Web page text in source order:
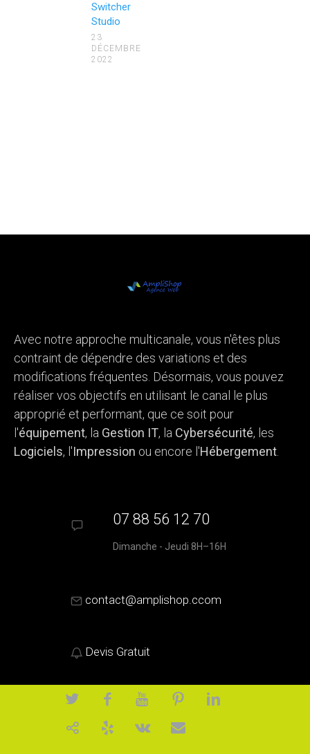
Switcher
Studio
23
DÉCEMBRE
2022
Avec notre approche multicanale, vous n'êtes plus
contraint de dépendre des variations et des
modifications fréquentes. Désormais, vous pouvez
réaliser vos objectifs en utilisant le canal le plus
approprié et performant, que ce soit pour
l'équipement, la Gestion IT, la Cybersécurité, les
Logiciels, l'Impression ou encore l'Hébergement.
07 88 56 12 70
Dimanche - Jeudi 8H–16H
contact@amplishop.ccom
Devis Gratuit